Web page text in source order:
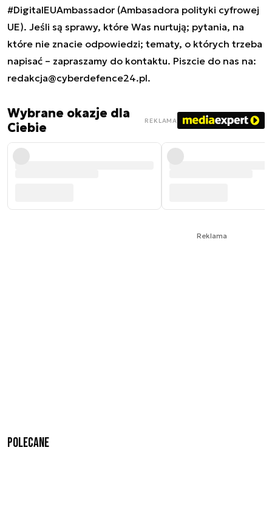
#DigitalEUAmbassador (Ambasadora polityki cyfrowej
UE). Jeśli są sprawy, które Was nurtują; pytania, na
które nie znacie odpowiedzi; tematy, o których trzeba
napisać – zapraszamy do kontaktu. Piszcie do nas na:
redakcja@cyberdefence24.pl.
Wybrane okazje dla
Ciebie
REKLAMA
Reklama
Polecane